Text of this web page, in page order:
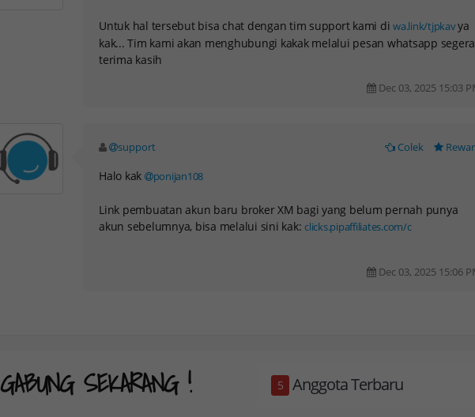
Untuk hal tersebut bisa chat dengan tim support kami di wa.link/tjpkavya
kak... Tim kami akan menghubungi kakak melalui pesan whatsapp
terima kasih
Dec 03, 2025 15:03
support Colek
Halo kak ponijan108
Link pembuatan akun baru broker XM bagi yang belum pernah punya
akun sebelumnya, bisa melalui sini kak: clicks.pipaffiliates.com/c
Dec 03, 2025 15:06
GABUNG SEKARANG ! 5 Anggota Terbaru